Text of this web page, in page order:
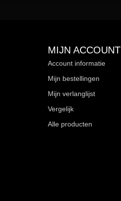
MIJN ACCOUNT
Account informatie
Mijn bestellingen
Mijn verlanglijst
Vergelijk
Alle producten